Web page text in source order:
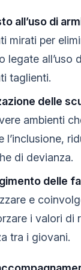
all’uso di
mirati per
legate all’uso
taglienti.
delle
ambienti
l’inclusione,
di devianza.
delle
e
i valori di
tra i giovani.